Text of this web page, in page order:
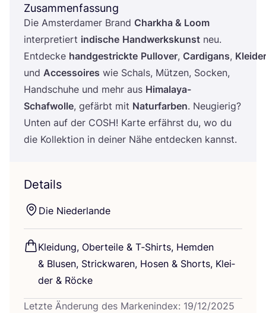
Zusammenfassung
Die Ams­ter­da­mer Brand Chark­ha & Loom
inter­pre­tiert indi­sche Hand­werks­kunst neu.
Ent­de­cke hand­ge­strick­te Pull­over, Car­di­gans, Klei­der
und Acces­soires wie Schals, Müt­zen, Socken,
Hand­schu­he und mehr aus Hima­la­ya-
Schaf­wol­le, gefärbt mit Natur­far­ben. Neu­gie­rig?
Unten auf der COSH! Kar­te erfährst du, wo du
die Kol­lek­ti­on in dei­ner Nähe ent­de­cken kannst.
Details
Die Nie­der­lan­de
Klei­dung, Ober­tei­le & T‑Shirts, Hem­den
& Blu­sen, Strick­wa­ren, Hosen & Shorts, Klei­
der & Röcke
Letzte Änderung des Markenindex: 19/12/2025